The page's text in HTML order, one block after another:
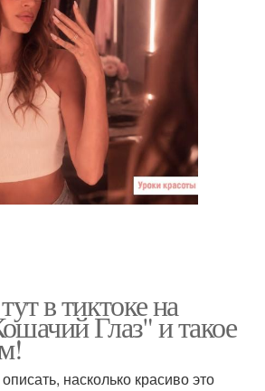
в тиктоке на
Глаз" и такое
насколько красиво это